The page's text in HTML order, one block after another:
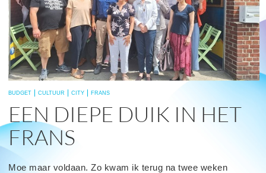
BUDGET CULTUUR CITY FRANS
EEN DIEPE DUIK IN HET
FRANS
Moe maar voldaan. Zo kwam ik terug na twee weken